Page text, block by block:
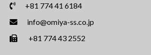
+81 774 41 6184
info@omiya-ss.co.jp
+81 774 43 2552